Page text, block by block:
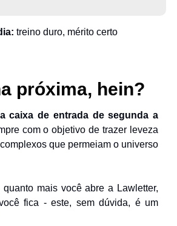
treino duro, mérito certo
próxima, hein?
caixa de entrada de segunda a
com o objetivo de trazer leveza
que permeiam o universo
mais você abre a Lawletter,
fica - este, sem dúvida, é um